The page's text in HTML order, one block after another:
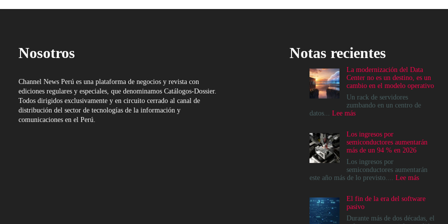
Nosotros
Channel News Perú es una plataforma de negocios y revista con
ediciones regulares y especiales, que denominamos Catálogos-Dossier.
Todos dirigidos exclusivamente y en circuito cerrado al canal de
distribución del sector de tecnologías de la información y
comunicaciones en el Perú.
Notas recientes
La modernización del Data
Center no es un destino, es un
cambio en el modelo operativo
Un rack de servidores
zumbando en un centro de
datos... Lee más:
del
Data
Center
no
es
un
un
cambio
en
Los ingresos por
semiconductores aumentarán
más de un 94 % en 2026
Los ingresos por
semiconductores aumentarán
este año más de lo previsto.... Lee más:
por
aumentarán
El fin de la era del software
pasivo
Durante más de dos décadas, el